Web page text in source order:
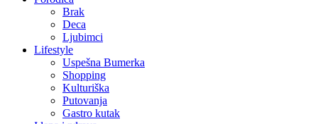
Brak
Deca
Ljubimci
Lifestyle
Uspešna Bumerka
Shopping
Kulturiška
Putovanja
Gastro kutak